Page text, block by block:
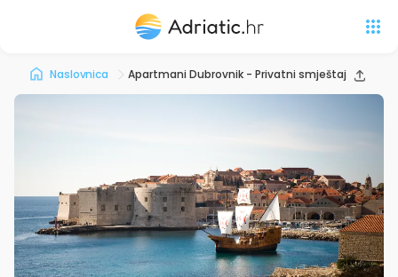
Naslovnica Apartmani Dubrovnik - Privatni smještaj